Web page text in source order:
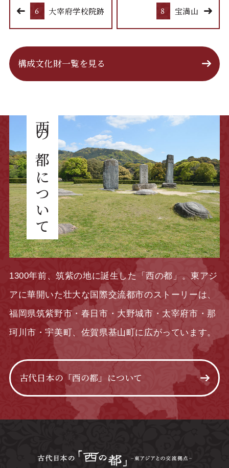
6 大宰府学校院跡 8 宝満山
構成文化財一覧を見る
西の都について
1300年前、筑紫の地に誕生した「西の都」。東アジ
アに華開いた壮大な国際交流都市のストーリーは、
福岡県筑紫野市・春日市・大野城市・太宰府市・那
珂川市・宇美町、佐賀県基山町に広がっています。
古代日本の「西の都」について